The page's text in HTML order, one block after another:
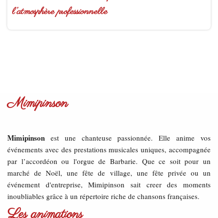
l’atmosphère professionnelle
Mimipinson
Mimipinson est une chanteuse passionnée. Elle anime vos
événements avec des prestations musicales uniques, accompagnée
par l’accordéon ou l'orgue de Barbarie. Que ce soit pour un
marché de Noël, une fête de village, une fête privée ou un
événement d'entreprise, Mimipinson sait creer des moments
inoubliables grâce à un répertoire riche de chansons françaises.